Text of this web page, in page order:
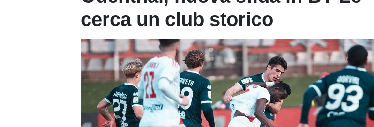
cerca un club storico